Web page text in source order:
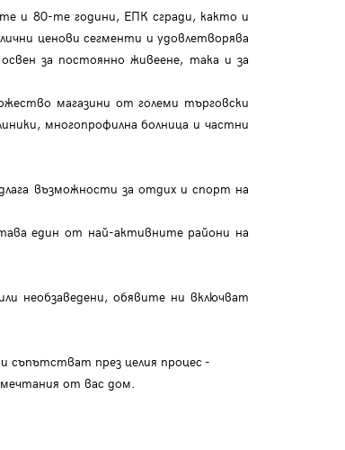
и 80-те години, ЕПК сгради, както и
ценови сегменти и удовлетворява
за постоянно живеене, така и за
магазини от големи търговски
многопрофилна болница и частни
възможности за отдих и спорт на
един от най-активните райони на
необзаведени, обявите ни включват
съпътстват през целия процес -
мечтания от вас дом.